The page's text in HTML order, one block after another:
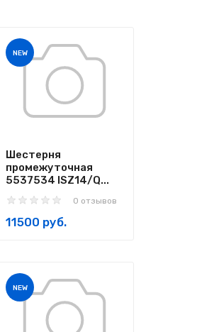
NEW
Шестерня
промежуточная
5537534 ISZ14/Q...
0 отзывов
11500 руб.
NEW